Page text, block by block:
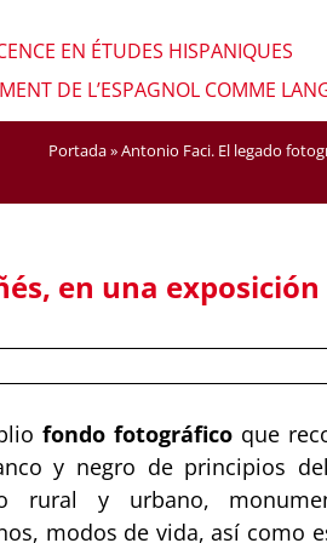
EN ÉTUDES HISPANIQUES
DE L’ESPAGNOL COMME
Portada»Antonio Faci. El legado
en una
fondo fotográficoque
y negro de principios
rural y urbano,
modos de vida, así como